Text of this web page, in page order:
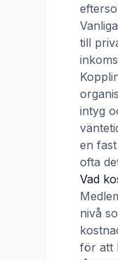
till
intyg
en
ofta
Vad
nivå
för att